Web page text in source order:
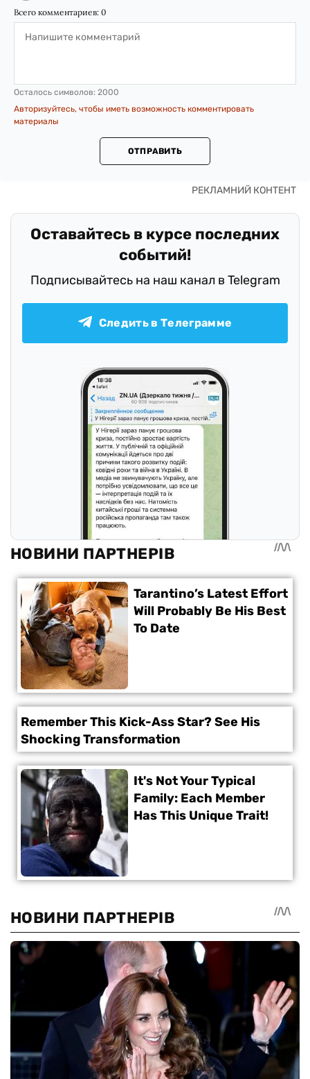
Всего комментариев: 0
Осталось символов: 2000
Авторизуйтесь, чтобы иметь возможность комментировать
материалы
ОТПРАВИТЬ
Оставайтесь в курсе последних
событий!
Подписывайтесь на наш канал в Telegram
Следить в Телеграмме